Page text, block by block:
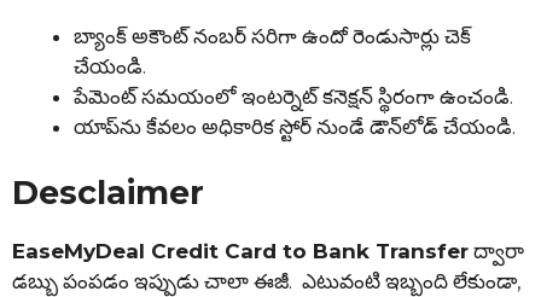
బ్యాంక్ అకౌంట్ నంబర్ సరిగా ఉందో రెండుసార్లు చెక్
చేయండి.
పేమెంట్ సమయంలో ఇంటర్నెట్ కనెక్షన్ స్థిరంగా ఉంచండి.
యాప్‌ను కేవలం అధికారిక స్టోర్ నుండే డౌన్‌లోడ్ చేయండి.
Desclaimer
EaseMyDeal Credit Card to Bank Transfer ద్వారా
డబ్బు పంపడం ఇప్పుడు చాలా ఈజీ. ఎటువంటి ఇబ్బంది లేకుండా,